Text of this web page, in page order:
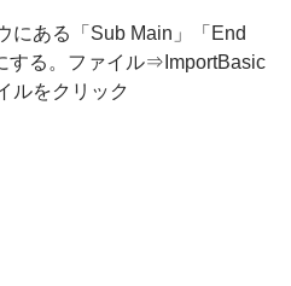
にある「Sub Main」「End
する。ファイル⇒ImportBasic
ルをクリック